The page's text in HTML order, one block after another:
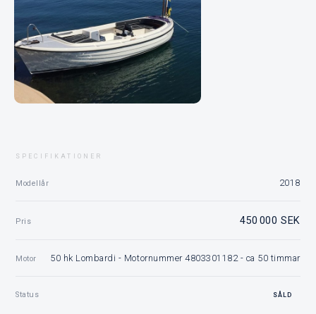
SPECIFIKATIONER
Modellår 2018
Pris 450 000 SEK
Motor 50 hk Lombardi - Motornummer 4803301182 - ca 50 timmar
Status SÅLD